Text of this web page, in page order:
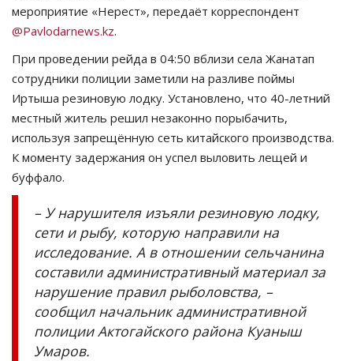
Курултай
Язык
Қазақша Русский
мероприятие «Нерест», передаёт корреспондент
@Pavlodarnews.kz.
При проведении рейда в 04:50 вблизи села Жанатап
сотрудники полиции заметили на разливе поймы
Иртыша резиновую лодку. Установлено, что 40-летний
местный житель решил незаконно порыбачить,
используя запрещённую сеть китайского производства.
К моменту задержания он успел выловить лещей и
буффало.
– У нарушителя изъяли резиновую лодку,
сети и рыбу, которую направили на
исследование. А в отношении сельчанина
составили административный материал за
нарушение правил рыболовства, –
сообщил начальник административной
полиции Актогайского района Куаныш
Умаров.